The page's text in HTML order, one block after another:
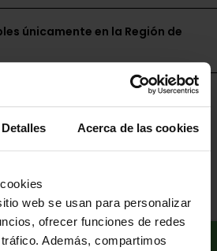
Detalles Acerca de las cookies
web se usan para personalizar
ofrecer funciones de redes
Además, compartimos
únicamente en la Región de
al carrito